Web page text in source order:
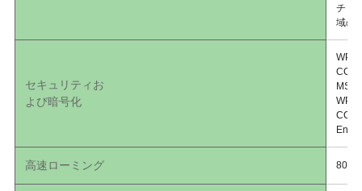
チャ
域の
セキュリティお
よび暗号化
高速ローミング